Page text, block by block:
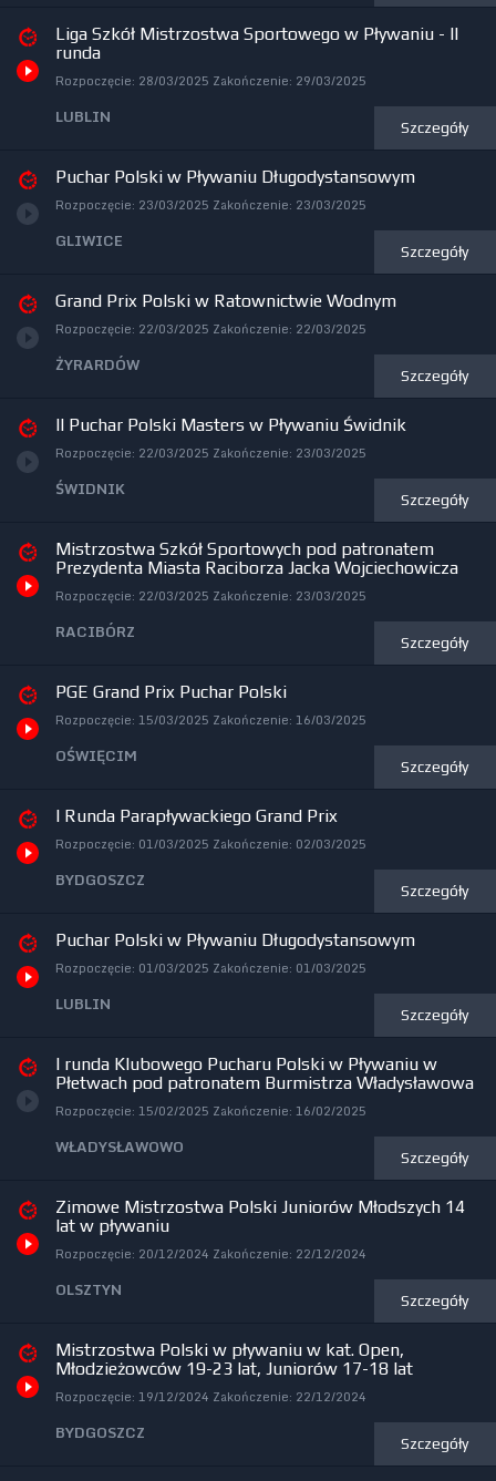
Liga Szkół Mistrzostwa Sportowego w Pływaniu - II
runda
Rozpoczęcie: 28/03/2025 Zakończenie: 29/03/2025
LUBLIN Szczegóły
Puchar Polski w Pływaniu Długodystansowym
Rozpoczęcie: 23/03/2025 Zakończenie: 23/03/2025
GLIWICE Szczegóły
Grand Prix Polski w Ratownictwie Wodnym
Rozpoczęcie: 22/03/2025 Zakończenie: 22/03/2025
ŻYRARDÓW Szczegóły
II Puchar Polski Masters w Pływaniu Świdnik
Rozpoczęcie: 22/03/2025 Zakończenie: 23/03/2025
ŚWIDNIK Szczegóły
Mistrzostwa Szkół Sportowych pod patronatem
Prezydenta Miasta Raciborza Jacka Wojciechowicza
Rozpoczęcie: 22/03/2025 Zakończenie: 23/03/2025
RACIBÓRZ Szczegóły
PGE Grand Prix Puchar Polski
Rozpoczęcie: 15/03/2025 Zakończenie: 16/03/2025
OŚWIĘCIM Szczegóły
I Runda Parapływackiego Grand Prix
Rozpoczęcie: 01/03/2025 Zakończenie: 02/03/2025
BYDGOSZCZ Szczegóły
Puchar Polski w Pływaniu Długodystansowym
Rozpoczęcie: 01/03/2025 Zakończenie: 01/03/2025
LUBLIN Szczegóły
I runda Klubowego Pucharu Polski w Pływaniu w
Płetwach pod patronatem Burmistrza Władysławowa
Rozpoczęcie: 15/02/2025 Zakończenie: 16/02/2025
WŁADYSŁAWOWO Szczegóły
Zimowe Mistrzostwa Polski Juniorów Młodszych 14
lat w pływaniu
Rozpoczęcie: 20/12/2024 Zakończenie: 22/12/2024
OLSZTYN Szczegóły
Mistrzostwa Polski w pływaniu w kat. Open,
Młodzieżowców 19-23 lat, Juniorów 17-18 lat
Rozpoczęcie: 19/12/2024 Zakończenie: 22/12/2024
BYDGOSZCZ Szczegóły